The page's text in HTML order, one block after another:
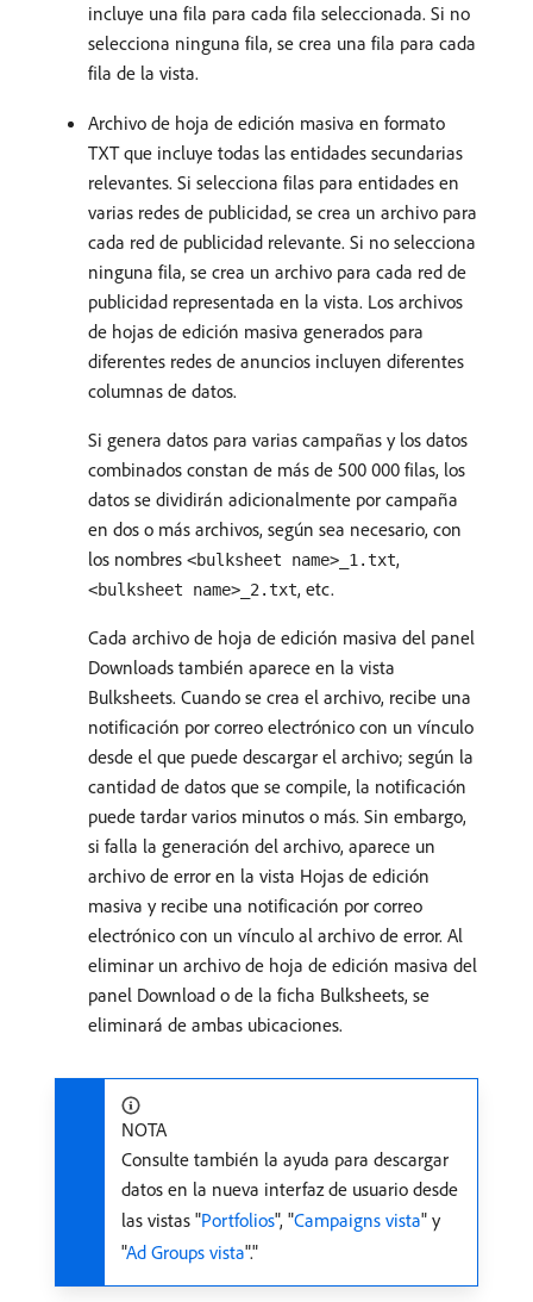
incluye una fila para cada fila seleccionada. Si no
selecciona ninguna fila, se crea una fila para cada
fila de la vista.
Archivo de hoja de edición masiva en formato
TXT que incluye todas las entidades secundarias
relevantes. Si selecciona filas para entidades en
varias redes de publicidad, se crea un archivo para
cada red de publicidad relevante. Si no selecciona
ninguna fila, se crea un archivo para cada red de
publicidad representada en la vista. Los archivos
de hojas de edición masiva generados para
diferentes redes de anuncios incluyen diferentes
columnas de datos.
Si genera datos para varias campañas y los datos
combinados constan de más de 500 000 filas, los
datos se dividirán adicionalmente por campaña
en dos o más archivos, según sea necesario, con
los nombres <bulksheet name>_1.txt,
<bulksheet name>_2.txt, etc.
Cada archivo de hoja de edición masiva del panel
Downloads también aparece en la vista
Bulksheets. Cuando se crea el archivo, recibe una
notificación por correo electrónico con un vínculo
desde el que puede descargar el archivo; según la
cantidad de datos que se compile, la notificación
puede tardar varios minutos o más. Sin embargo,
si falla la generación del archivo, aparece un
archivo de error en la vista Hojas de edición
masiva y recibe una notificación por correo
electrónico con un vínculo al archivo de error. Al
eliminar un archivo de hoja de edición masiva del
panel Download o de la ficha Bulksheets, se
eliminará de ambas ubicaciones.
NOTA
Consulte también la ayuda para descargar
datos en la nueva interfaz de usuario desde
las vistas "Portfolios", "Campaigns vista" y
"Ad Groups vista"."